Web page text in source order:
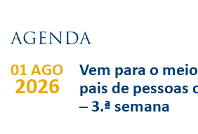
AGENDA
01 AGO
2026
Vem para o
pais de pessoas
– 3.ª semana